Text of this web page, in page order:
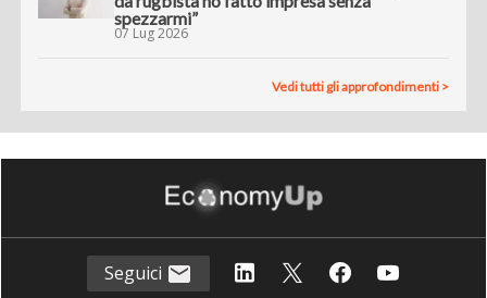
spezzarmi”
07 Lug 2026
Vedi tutti gli approfondimenti >
Seguici